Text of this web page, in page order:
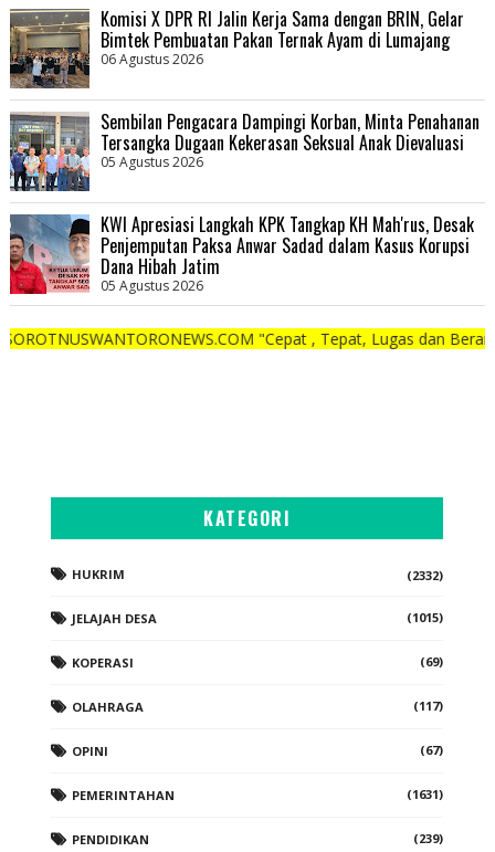
Komisi X DPR RI Jalin Kerja Sama dengan BRIN, Gelar
Bimtek Pembuatan Pakan Ternak Ayam di Lumajang
06 Agustus 2026
Sembilan Pengacara Dampingi Korban, Minta Penahanan
Tersangka Dugaan Kekerasan Seksual Anak Dievaluasi
05 Agustus 2026
KWI Apresiasi Langkah KPK Tangkap KH Mah'rus, Desak
Penjemputan Paksa Anwar Sadad dalam Kasus Korupsi
Dana Hibah Jatim
05 Agustus 2026
"Cepat , Tepat, Lugas dan Berani"
KATEGORI
HUKRIM (2332)
JELAJAH DESA (1015)
KOPERASI (69)
OLAHRAGA (117)
OPINI (67)
PEMERINTAHAN (1631)
PENDIDIKAN (239)